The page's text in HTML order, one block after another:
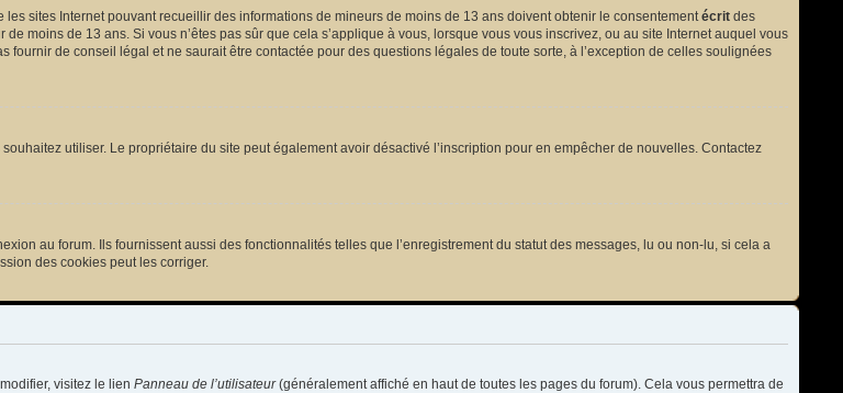
sites Internet pouvant recueillir des informations de mineurs de moins de 13 ans doivent obtenir le consentementécrit des
moins de 13 ans. Si vous n’êtes pas sûr que cela s’applique à vous, lorsque vous vous inscrivez, ou au site Internet auquel vous
de conseil légal et ne saurait être contactée pour des questions légales de toute sorte, à l’exception de celles soulignées
utiliser. Le propriétaire du site peut également avoir désactivé l’inscription pour en empêcher de nouvelles. Contactez
au forum. Ils fournissent aussi des fonctionnalités telles que l’enregistrement du statut des messages, lu ou non-lu, si cela a
des cookies peut les corriger.
visitez le lien Panneau de l’utilisateur(généralement affiché en haut de toutes les pages du forum). Cela vous permettra de